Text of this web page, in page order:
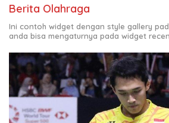
Berita Olahraga
Ini contoh widget dengan style gallery
anda bisa mengaturnya pada widget